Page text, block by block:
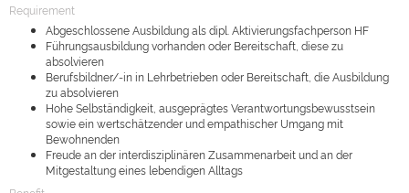
Requirement
Abgeschlossene Ausbildung als dipl. Aktivierungsfachperson HF
Führungsausbildung vorhanden oder Bereitschaft, diese zu
absolvieren
Berufsbildner/-in in Lehrbetrieben oder Bereitschaft, die Ausbildung
zu absolvieren
Hohe Selbständigkeit, ausgeprägtes Verantwortungsbewusstsein
sowie ein wertschätzender und empathischer Umgang mit
Bewohnenden
Freude an der interdisziplinären Zusammenarbeit und an der
Mitgestaltung eines lebendigen Alltags